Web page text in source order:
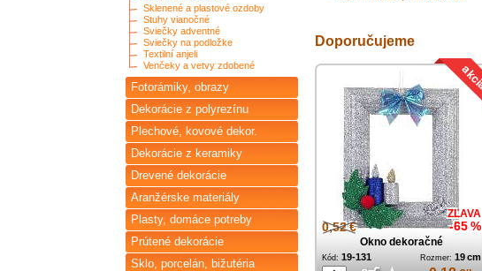
Sklenené a plastové ozdoby
Stuhy vianočné
Sviečky adventné
Sviečky na podložke
Textilní anjeli
Venčeky a vetvy zdobené
Fotorámiky, obrazy
Dekorácie z polyrezínu
Plechové, kovové dekor.
Dekorácie z keramiky
Drevené dekorácie
Aranžérske materiály
Plasty, domáce potreby
Prútené dekorácie
Sklo, porcelán, bižutéria
Doporučujeme
0,52 €
ZĽAVA
-65 %
Okno dekoračné
Rozmer: 19 cm
Kód: 19-131